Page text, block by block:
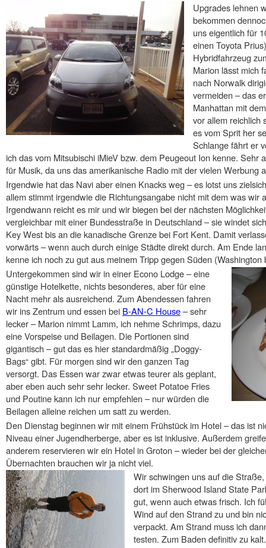
Upgrades lehnen
bekommen
uns eigentlich für
einen Toyota
Hybridfahrzeug
Marion lässt mich
nach Norwalk
vermeiden – das
Manhattan mit
vor allem reichlich
es vom Sprit her
Schlange fährt er
ich das vom Mitsubischi iMieV bzw. dem Peugeout Ion kenne. Sehr
für Musik, da uns das amerikanische Radio mit der vielen Werbung
Irgendwie hat das Navi aber einen Knacks weg – es lotst uns
allem stimmt irgendwie die Richtungsangabe nicht mit dem was wir
Irgendwann reicht es mir und wir biegen bei der nächsten
vergleichbar mit einer Bundesstraße in Deutschland – sie windet
Key West bis an die kanadische Grenze bei Fort Kent. Damit
vorwärts – wenn auch durch einige Städte direkt durch. Am Ende
kenne ich noch zu gut aus meinem Tripp gegen Süden (Washington
Untergekommen sind wir in einer Econo Lodge – eine
günstige Hotelkette, nichts besonderes, aber für eine
Nacht mehr als ausreichend. Zum Abendessen fahren
wir ins Zentrum und essen bei B-AN-C House– sehr
lecker – Marion nimmt Lamm, ich nehme Schrimps, dazu
eine Vorspeise und Beilagen. Die Portionen sind
gigantisch – gut das es hier standardmäßig „Doggy-
Bags“ gibt. Für morgen sind wir den ganzen Tag
versorgt. Das Essen war zwar etwas teurer als geplant,
aber eben auch sehr sehr lecker. Sweet Potatoe Fries
und Poutine kann ich nur empfehlen – nur würden die
Beilagen alleine reichen um satt zu werden.
Den Dienstag beginnen wir mit einem Frühstück im Hotel – das ist
Niveau einer Jugendherberge, aber es ist inklusive. Außerdem
anderem reservieren wir ein Hotel in Groton – wieder bei der
Übernachten brauchen wir ja nicht viel.
Wir schwingen uns auf die
dort im Sherwood Island State
gut, wenn auch etwas frisch. Ich
Wind auf den Strand zu und bin
verpackt. Am Strand muss ich
testen. Zum Baden definitiv zu kalt.